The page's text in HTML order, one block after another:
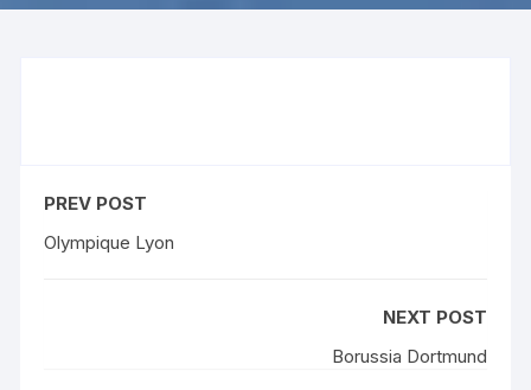
PREV POST
Olympique Lyon
NEXT POST
Borussia Dortmund